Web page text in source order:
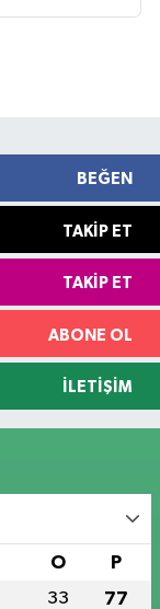
BEĞEN
TAKIP ET
TAKIP ET
ABONE OL
İLETIŞIM
O P
33 77